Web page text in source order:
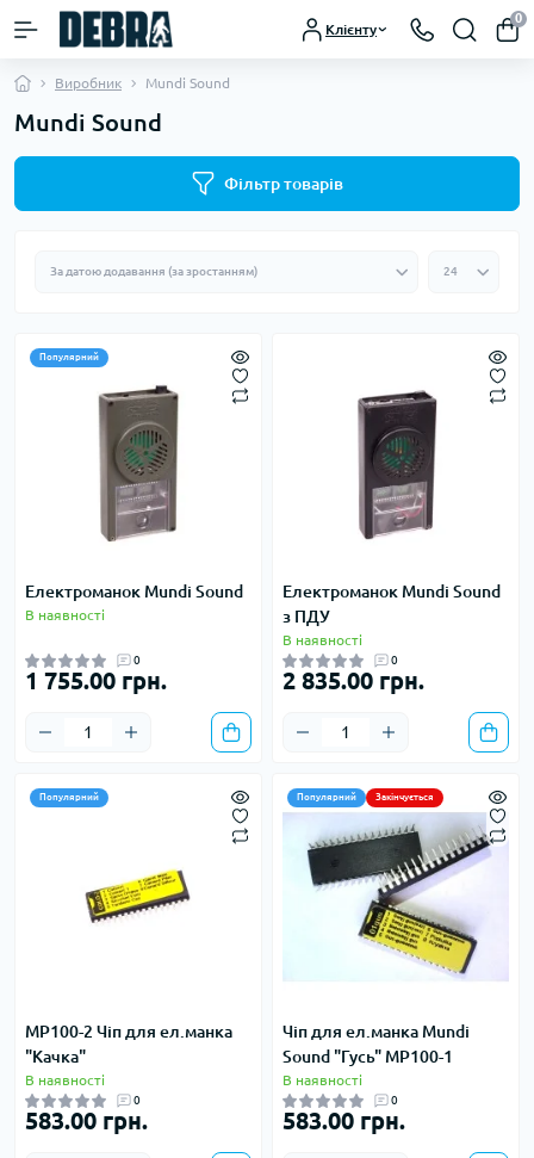
Клієнту
0
Виробник Mundi Sound
Mundi Sound
Фільтр товарів
Популярний
Електроманок Mundi Sound
В наявності
0
1 755.00 грн.
Електроманок Mundi Sound
з ПДУ
В наявності
0
2 835.00 грн.
Популярний
MP100-2 Чіп для ел.манка
"Качка"
В наявності
0
583.00 грн.
Популярний Закінчується
Чіп для ел.манка Mundi
Sound "Гусь" MP100-1
В наявності
0
583.00 грн.